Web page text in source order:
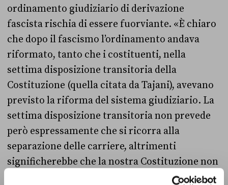
ordinamento giudiziario di derivazione
fascista rischia di essere fuorviante. «È chiaro
che dopo il fascismo l’ordinamento andava
riformato, tanto che i costituenti, nella
settima disposizione transitoria della
Costituzione (quella citata da Tajani), avevano
previsto la riforma del sistema giudiziario. La
settima disposizione transitoria non prevede
però espressamente che si ricorra alla
separazione delle carriere, altrimenti
significherebbe che la nostra Costituzione non
è mai stata attuata davvero fino a questo